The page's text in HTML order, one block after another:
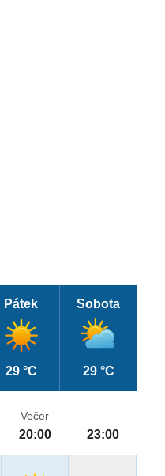
Pátek
29 °C
Sobota
29 °C
Večer
20:00 23:00